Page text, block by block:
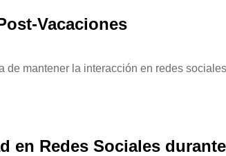
Vacaciones
mantener la interacción en redes
en Redes Sociales